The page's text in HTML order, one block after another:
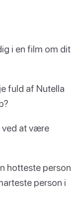
i en film om dit
fuld af Nutella
ved at være
hotteste person
person i